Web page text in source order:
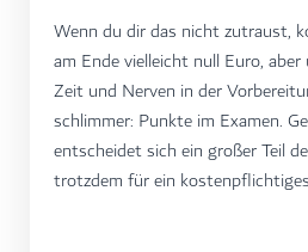
Wenn du dir das nicht zutraust,
am Ende vielleicht null Euro,
Zeit und Nerven in der
schlimmer: Punkte im Examen.
entscheidet sich ein großer Teil
trotzdem für ein